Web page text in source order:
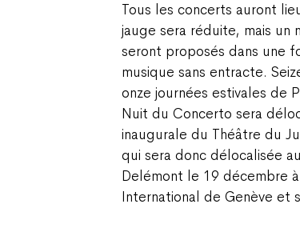
Tous les concerts auront
jauge sera réduite, mais
seront proposés dans une
musique sans entracte.
onze journées estivales de
Nuit du Concerto sera
inaugurale du Théâtre du
qui sera donc délocalisée
Delémont le 19 décembre
International de Genève et